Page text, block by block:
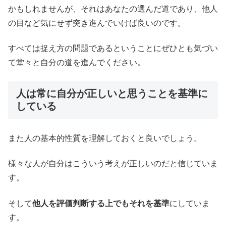
かもしれませんが、それはあなたの選んだ道であり、他人
の目など気にせず突き進んでいけば良いのです。
すべては捉え方の問題であるということにぜひとも気づい
て堂々と自分の道を進んでください。
人は常に自分が正しいと思うことを基準に
している
また人の基本的性質を理解しておくと良いでしょう。
様々な人が自分はこういう考えが正しいのだと信じていま
す。
そして他人を評価判断する上でもそれを基準にしていま
す。